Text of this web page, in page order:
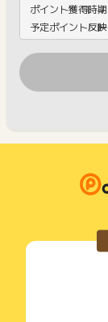
ポイント獲得時期
予定ポイント反映